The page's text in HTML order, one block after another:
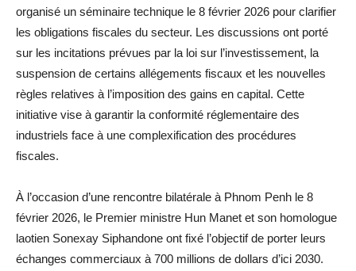
organisé un séminaire technique le 8 février 2026 pour clarifier
les obligations fiscales du secteur. Les discussions ont porté
sur les incitations prévues par la loi sur l’investissement, la
suspension de certains allégements fiscaux et les nouvelles
règles relatives à l’imposition des gains en capital. Cette
initiative vise à garantir la conformité réglementaire des
industriels face à une complexification des procédures
fiscales.
À l’occasion d’une rencontre bilatérale à Phnom Penh le 8
février 2026, le Premier ministre Hun Manet et son homologue
laotien Sonexay Siphandone ont fixé l’objectif de porter leurs
échanges commerciaux à 700 millions de dollars d’ici 2030.